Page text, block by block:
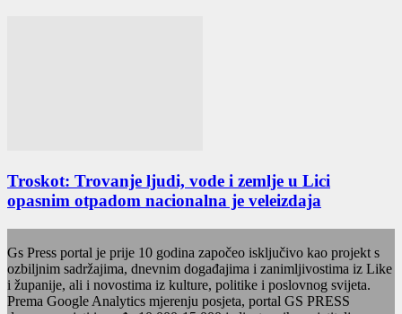
Troskot: Trovanje ljudi, vode i zemlje u Lici
opasnim otpadom nacionalna je veleizdaja
Gs Press portal je prije 10 godina započeo isključivo kao projekt s
ozbiljnim sadržajima, dnevnim događajima i zanimljivostima iz Like
i županije, ali i novostima iz kulture, politike i poslovnog svijeta.
Prema Google Analytics mjerenju posjeta, portal GS PRESS